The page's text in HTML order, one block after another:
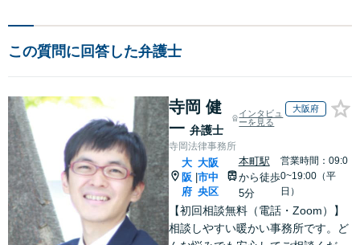
この質問に回答した弁護士
寺岡 健
一 弁護士
インタビュ
ーを見る
大阪府
寺岡法律事務所
大
阪
府
|
大阪
市中
央区
本町駅
から徒歩
5分
営業時間：09:0
0~19:00（平
日）
【初回相談無料（電話・Zoom）】
相談しやすい暖かい事務所です。ど